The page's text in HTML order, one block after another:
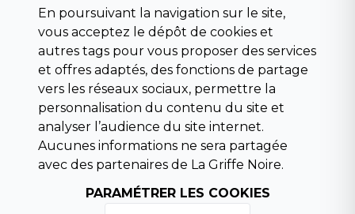
Beaux livres et art
Para scolaire
Histoire
Pochoteque
Pleiade
INFORMATIONS
Droit de rétractation
Conditions générales de vente
En poursuivant la navigation sur le site,
vous acceptez le dépôt de cookies et
autres tags pour vous proposer des services
et offres adaptés, des fonctions de partage
vers les réseaux sociaux, permettre la
personnalisation du contenu du site et
analyser l’audience du site internet.
Aucunes informations ne sera partagée
avec des partenaires de La Griffe Noire.
PARAMÉTRER LES COOKIES